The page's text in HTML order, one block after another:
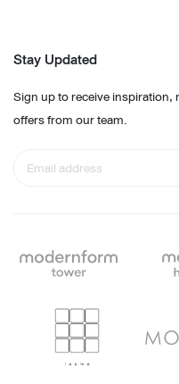
Stay Updated
Sign up to receive
offers from our team.